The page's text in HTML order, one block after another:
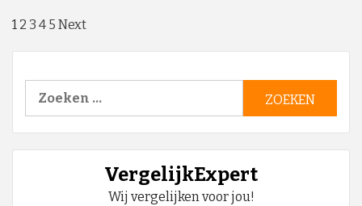
Berichten
paginering
1 2 3 4 5 Next
Zoeken
VergelijkExpert
Wij vergelijken voor jou!